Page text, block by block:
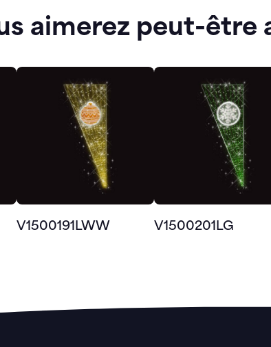
aimerez peut-être
V1500191LWW V1500201LG